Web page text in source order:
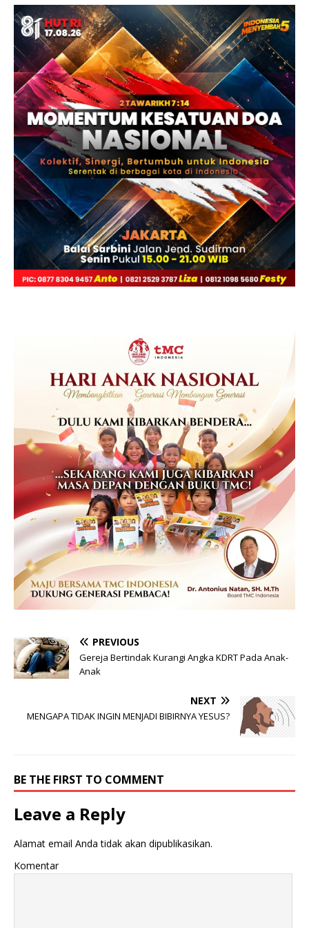
PREVIOUS
Gereja Bertindak Kurangi Angka KDRT Pada Anak-
Anak
NEXT
MENGAPA TIDAK INGIN MENJADI BIBIRNYA YESUS?
BE THE FIRST TO COMMENT
Leave a Reply
Alamat email Anda tidak akan dipublikasikan.
Komentar